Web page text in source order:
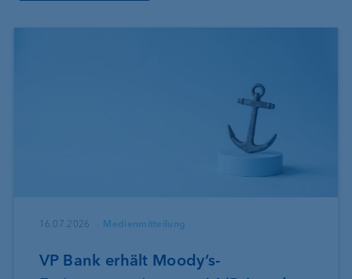
16.07.2026 Medienmitteilung
VP Bank erhält Moody’s-